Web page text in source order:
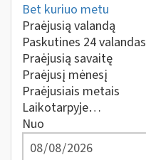
Bet kuriuo metu
Praėjusią valandą
Paskutines 24 valandas
Praėjusią savaitę
Praėjusį mėnesį
Praėjusiais metais
Laikotarpyje…
Nuo